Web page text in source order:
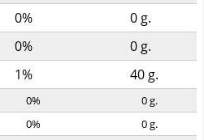
0% 0 g.
0% 0 g.
1% 40 g.
0% 0g.
0% 0g.